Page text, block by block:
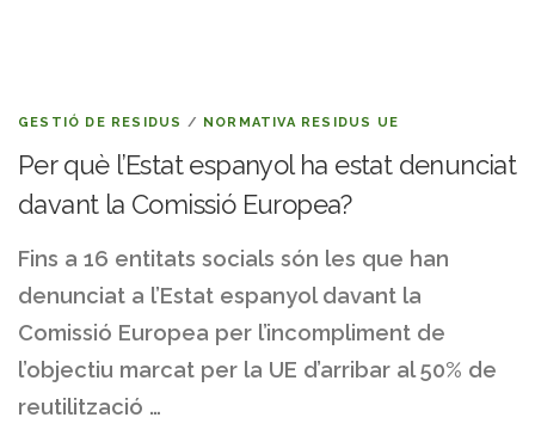
GESTIÓ DE RESIDUS / NORMATIVA RESIDUS UE
Per què l’Estat espanyol ha estat denunciat
davant la Comissió Europea?
Fins a 16 entitats socials són les que han
denunciat a l’Estat espanyol davant la
Comissió Europea per l’incompliment de
l’objectiu marcat per la UE d’arribar al 50% de
reutilització …